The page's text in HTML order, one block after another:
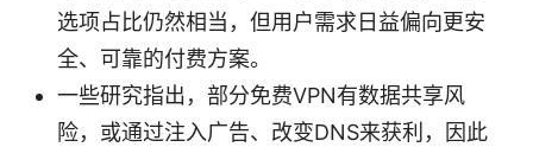
选项占比仍然相当，但用户需求日益偏向更安
全、可靠的付费方案。
一些研究指出，部分免费VPN有数据共享风
险，或通过注入广告、改变DNS来获利，因此